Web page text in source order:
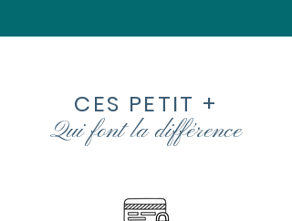
CES PETIT +
Qui font ladifférence